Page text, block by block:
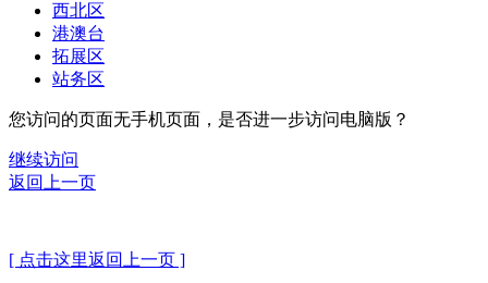
西北区
港澳台
拓展区
站务区
您访问的页面无手机页面，是否进一步访问电脑版？
继续访问
返回上一页
[ 点击这里返回上一页 ]